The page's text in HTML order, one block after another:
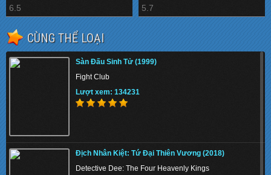
6.5 5.7
CÙNG THỂ LOẠI
Sàn Đấu Sinh Tử (1999)
Fight Club
Lượt xem: 134231
Địch Nhân Kiệt: Tứ Đại Thiên Vương (2018)
Detective Dee: The Four Heavenly Kings